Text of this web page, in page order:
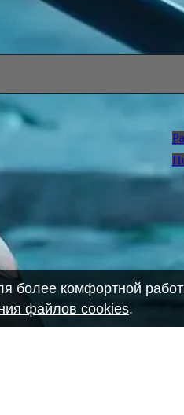
более комфортной
файлов cookies.